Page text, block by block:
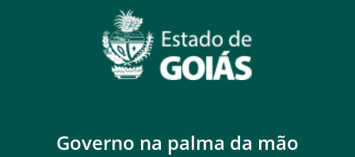
Governo na palma da mão